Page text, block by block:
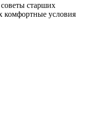
старших
комфортные условия